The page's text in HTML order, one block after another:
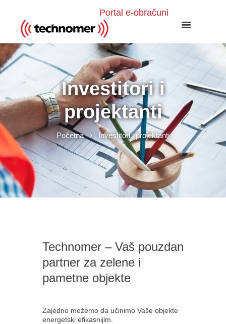
Portal e-obračuni
Investitori i
projektanti
Početna Investitori i projektanti
Technomer – Vaš pouzdan
partner za zelene i
pametne objekte
Zajedno možemo da učinimo Vaše objekte
energetski efikasnijim.